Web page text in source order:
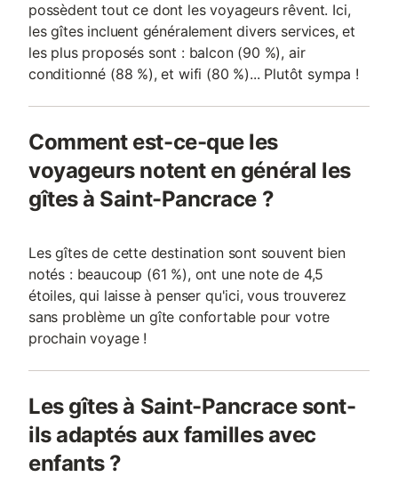
possèdent tout ce dont les voyageurs rêvent. Ici,
les gîtes incluent généralement divers services, et
les plus proposés sont : balcon (90 %), air
conditionné (88 %), et wifi (80 %)... Plutôt sympa !
Comment est-ce-que les
voyageurs notent en général les
gîtes à Saint-Pancrace ?
Les gîtes de cette destination sont souvent bien
notés : beaucoup (61 %), ont une note de 4,5
étoiles, qui laisse à penser qu'ici, vous trouverez
sans problème un gîte confortable pour votre
prochain voyage !
Les gîtes à Saint-Pancrace sont-
ils adaptés aux familles avec
enfants ?